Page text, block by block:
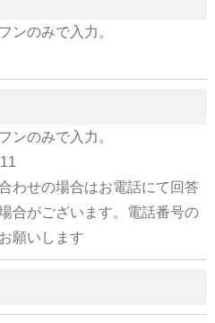
ンのみで入力。
ンのみで入力。
わせの場合はお電話にて回答
合がございます。電話番号の
願いします